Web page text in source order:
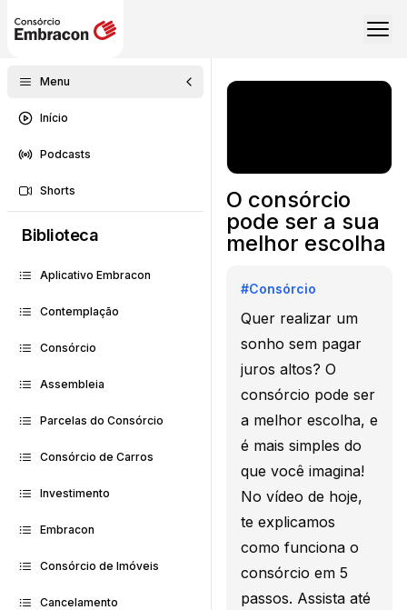
Menu
Início
Podcasts
Shorts
Biblioteca
Aplicativo Embracon
Contemplação
Consórcio
Assembleia
Parcelas do Consórcio
Consórcio de Carros
Investimento
Embracon
Consórcio de Imóveis
Cancelamento
O consórcio
pode ser a sua
melhor escolha
#Consórcio
Quer realizar um
sonho sem pagar
juros altos? O
consórcio pode ser
a melhor escolha, e
é mais simples do
que você imagina!
No vídeo de hoje,
te explicamos
como funciona o
consórcio em 5
passos. Assista até